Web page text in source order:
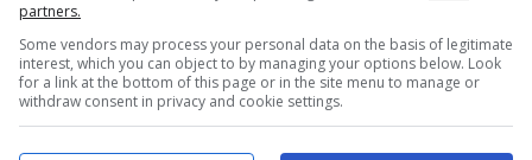
a tutti i gatti lo stesso tipo di comportamento,
e spesso poco affettuosianche se non
comune nei gatti, rispetto ai cani, un atteggiamento
naturalmente queste categorizzazioni non
partners.
Some vendors may process your personal data on the basis of legitimate
interest, which you can object to by managing your options below. Look
for a link at the bottom of this page or in the site menu to manage or
withdraw consent in privacy and cookie settings.